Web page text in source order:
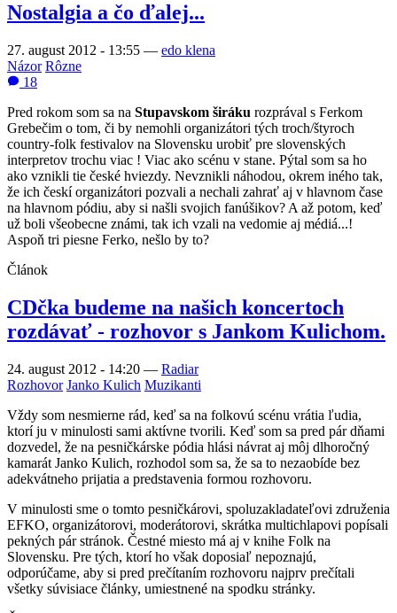
Nostalgia a čo ďalej...
27. august 2012 - 13:55 — edo klena
Názor Rôzne
18
Pred rokom som sa na Stupavskom širáku rozprával s Ferkom
Grebečim o tom, či by nemohli organizátori tých troch/štyroch
country-folk festivalov na Slovensku urobiť pre slovenských
interpretov trochu viac ! Viac ako scénu v stane. Pýtal som sa ho
ako vznikli tie české hviezdy. Nevznikli náhodou, okrem iného tak,
že ich českí organizátori pozvali a nechali zahrať aj v hlavnom čase
na hlavnom pódiu, aby si našli svojich fanúšikov? A až potom, keď
už boli všeobecne známi, tak ich vzali na vedomie aj médiá...!
Aspoň tri piesne Ferko, nešlo by to?
Článok
CDčka budeme na našich koncertoch
rozdávať - rozhovor s Jankom Kulichom.
24. august 2012 - 14:20 — Radiar
Rozhovor Janko Kulich Muzikanti
Vždy som nesmierne rád, keď sa na folkovú scénu vrátia ľudia,
ktorí ju v minulosti sami aktívne tvorili. Keď som sa pred pár dňami
dozvedel, že na pesničkárske pódia hlási návrat aj môj dlhoročný
kamarát Janko Kulich, rozhodol som sa, že sa to nezaobíde bez
adekvátneho prijatia a predstavenia formou rozhovoru.
V minulosti sme o tomto pesničkárovi, spoluzakladateľovi združenia
EFKO, organizátorovi, moderátorovi, skrátka multichlapovi popísali
pekných pár stránok. Čestné miesto má aj v knihe Folk na
Slovensku. Pre tých, ktorí ho však doposiaľ nepoznajú,
odporúčame, aby si pred prečítaním rozhovoru najprv prečítali
všetky súvisiace články, umiestnené na spodku stránky.